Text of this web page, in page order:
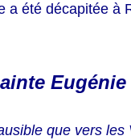
a été décapitée à
Eugénie
que vers les